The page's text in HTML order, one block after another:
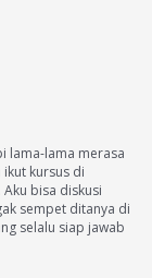
lama-lama merasa
ikut kursus di
bisa diskusi
sempet ditanya di
selalu siap jawab